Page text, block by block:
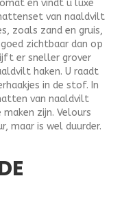
en vindt u luxe
van naaldvilt
zoals zand en gruis,
zichtbaar dan op
er sneller grover
haken. U raadt
in de stof. In
van naaldvilt
zijn. Velours
maar is wel duurder.